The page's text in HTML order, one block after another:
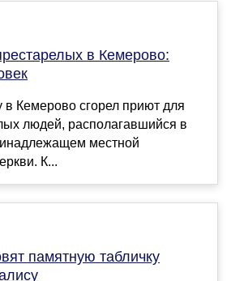
в Кемерово:
в Кемерово сгорел приют для
людей, располагавшийся в
местной
К...
памятную табличку